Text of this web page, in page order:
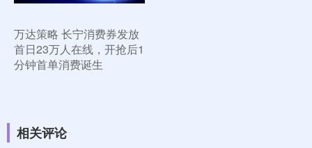
万达策略 长宁消费券发放
首日23万人在线，开抢后1
分钟首单消费诞生
相关评论